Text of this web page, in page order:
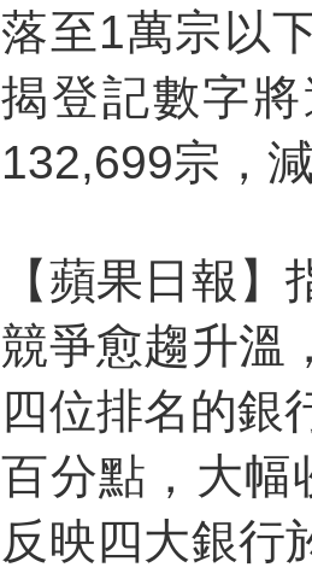
落至1萬宗以
揭登記數字
132,699宗，
【蘋果日報
競爭愈趨升溫
四位排名的銀
百分點，大幅
反映四大銀行